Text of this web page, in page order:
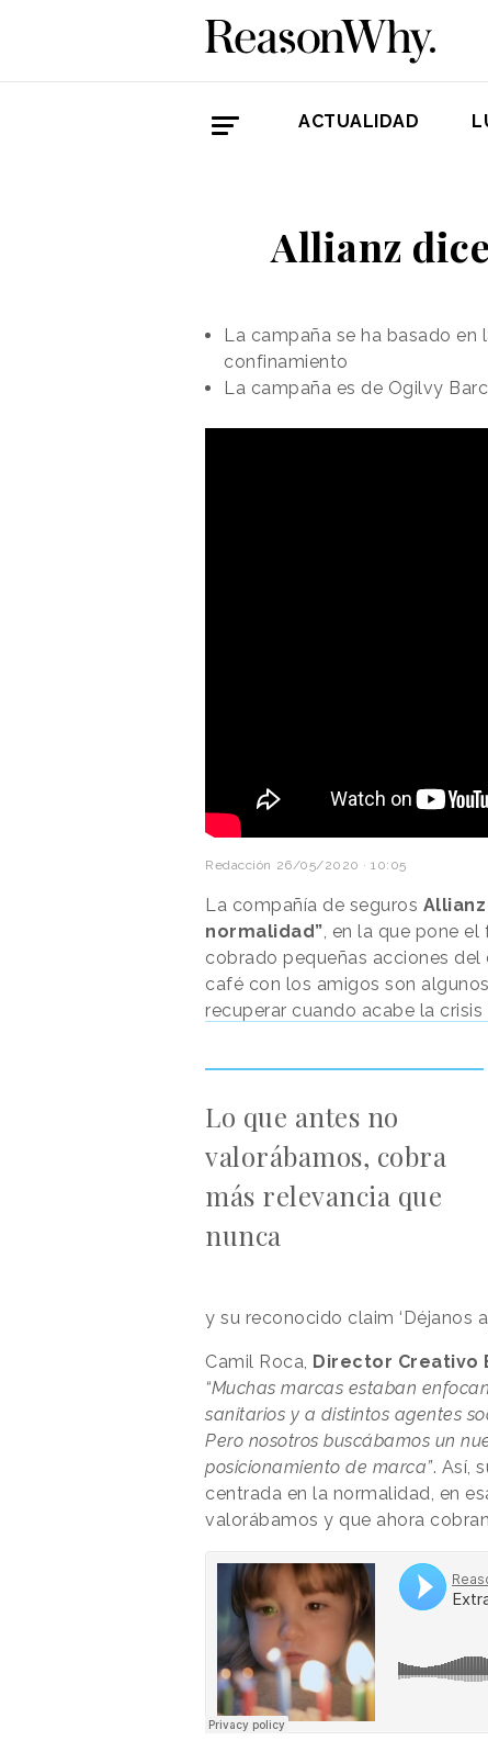
ACTUALIDAD
Allianz
La campaña se ha basado en
confinamiento
La campaña es de Ogilvy
Redacción 26/05/2020 · 10:05
La compañía de seguros Allianz
normalidad”, en la que pone
cobrado pequeñas acciones del
café con los amigos son
recuperar cuando acabe la
Lo que antes no
valorábamos, cobra
más relevancia que
nunca
y su reconocido claim ‘Déjanos
Camil Roca, Director Creativo
“Muchas marcas estaban
sanitarios y a distintos agentes
Pero nosotros buscábamos un
posicionamiento de marca”. Así,
centrada en la normalidad, en
valorábamos y que ahora